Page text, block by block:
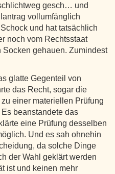
gesch… und
vollumfänglich
und hat tatsächlich
noch vom Rechtsstaat
gehauen. Zumindest
glatte Gegenteil von
das Recht, sogar die
einer materiellen Prüfung
beanstandete das
eine Prüfung desselben
Und es sah ohnehin
da solche Dinge
der Wahl geklärt werden
ist und keinen mehr